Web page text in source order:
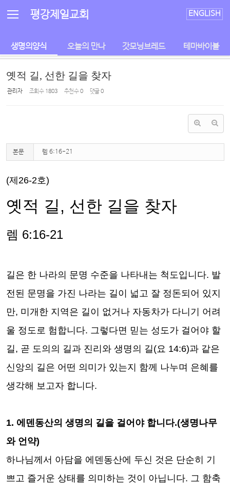
평강제일교회 ENGLISH
생명의양식 오늘의 만나 갓모닝브레드 테마바이블
옛적 길, 선한 길을 찾자
관리자 조회 수 1803 추천 수0 댓글0
본문 렘 6:16-21
(제26-2호)
옛적 길, 선한 길을 찾자
렘 6:16-21
길은 한 나라의 문명 수준을 나타내는 척도입니다. 발
전된 문명을 가진 나라는 길이 넓고 잘 정돈되어 있지
만, 미개한 지역은 길이 없거나 자동차가 다니기 어려
울 정도로 험합니다. 그렇다면 믿는 성도가 걸어야 할
길, 곧 도의의 길과 진리와 생명의 길(요 14:6)과 같은
신앙의 길은 어떤 의미가 있는지 함께 나누며 은혜를
생각해 보고자 합니다.
1. 에덴동산의 생명의 길을 걸어야 합니다.(생명나무
와 언약)
하나님께서 아담을 에덴동산에 두신 것은 단순히 기
쁘고 즐거운 상태를 의미하는 것이 아닙니다. 그 함축